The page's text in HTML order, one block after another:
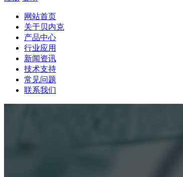
网站首页
关于贝内克
产品中心
行业应用
新闻资讯
技术支持
常见问题
联系我们